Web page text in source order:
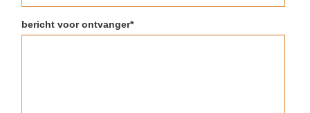
bericht voor ontvanger*